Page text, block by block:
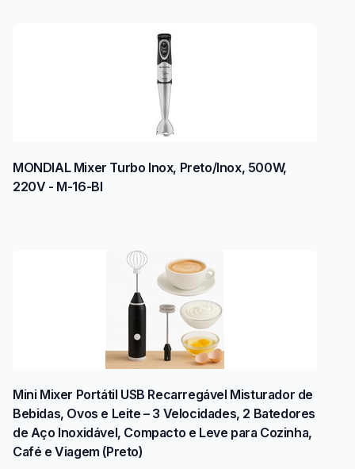
MONDIAL Mixer Turbo Inox, Preto/Inox, 500W,
220V - M-16-BI
Mini Mixer Portátil USB Recarregável Misturador de
Bebidas, Ovos e Leite – 3 Velocidades, 2 Batedores
de Aço Inoxidável, Compacto e Leve para Cozinha,
Café e Viagem (Preto)